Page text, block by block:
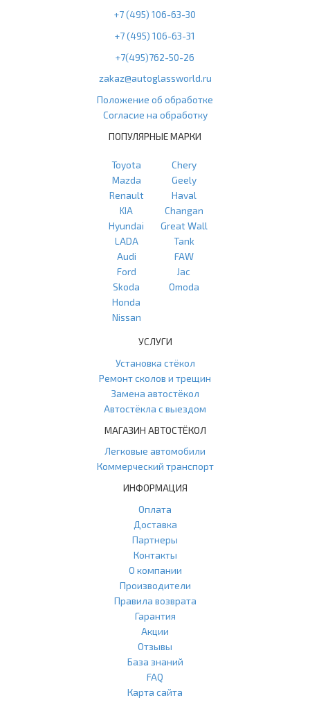
+7 (495) 106-63-30
+7 (495) 106-63-31
+7(495)762-50-26
zakaz@autoglassworld.ru
Положение об обработке
Согласие на обработку
ПОПУЛЯРНЫЕ МАРКИ
Toyota
Mazda
Renault
KIA
Hyundai
LADA
Audi
Ford
Skoda
Honda
Nissan
Chery
Geely
Haval
Changan
Great Wall
Tank
FAW
Jac
Omoda
УСЛУГИ
Установка стёкол
Ремонт сколов и трещин
Замена автостёкол
Автостёкла с выездом
МАГАЗИН АВТОСТЁКОЛ
Легковые автомобили
Коммерческий транспорт
ИНФОРМАЦИЯ
Оплата
Доставка
Партнеры
Контакты
О компании
Производители
Правила возврата
Гарантия
Акции
Отзывы
База знаний
FAQ
Карта сайта